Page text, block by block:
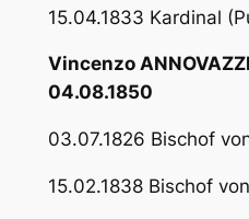
15.04.1833 Kardinal
Vincenzo
04.08.1850
03.07.1826 Bischof
15.02.1838 Bischof